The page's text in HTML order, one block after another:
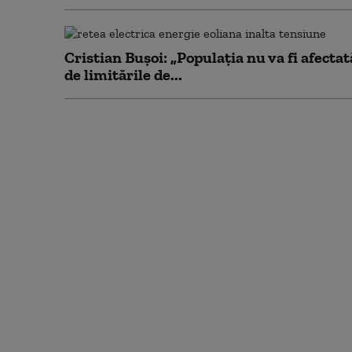
Cristian Bușoi: „Populația nu va fi
de limitările de...